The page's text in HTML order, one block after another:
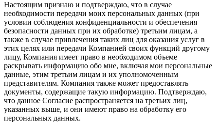
Настоящим признаю и подтверждаю, что в случае
необходимости передачи моих персональных данных (при
условии соблюдения конфиденциальности и обеспечения
безопасности данных при их обработке) третьим лицам, а
также в случае привлечения таких лиц для оказания услуг в
этих целях или передачи Компанией своих функций другому
лицу, Компания имеет право в необходимом объеме
раскрывать информацию обо мне, включая мои персональные
данные, этим третьим лицам и их уполномоченным
представителям. Компания также может предоставлять
документы, содержащие такую информацию. Подтверждаю,
что данное Согласие распространяется на третьих лиц,
указанных выше, и они имеют право на обработку его
персональных данных.